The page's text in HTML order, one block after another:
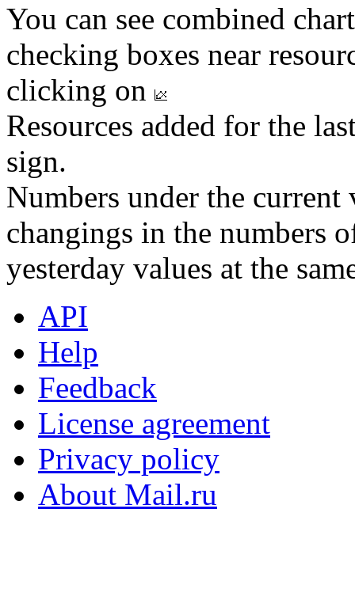
You can see combined
checking boxes near
clicking on
Resources added for the
sign.
Numbers under the
changings in the numbers
yesterday values at the
API
Help
Feedback
License agreement
Privacy policy
About Mail.ru